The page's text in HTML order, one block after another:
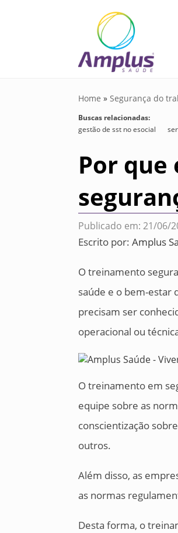
Home »Segurança do
Buscas relacionadas:
gestão de sst no esocial
Por
Publicado em: 21/06/
Escrito por:Amplus
O treinamento
saúde e o bem-estar
precisam ser
operacional ou
O treinamento em
equipe sobre as
conscientização
outros.
Além disso, as
as normas
Desta forma, o